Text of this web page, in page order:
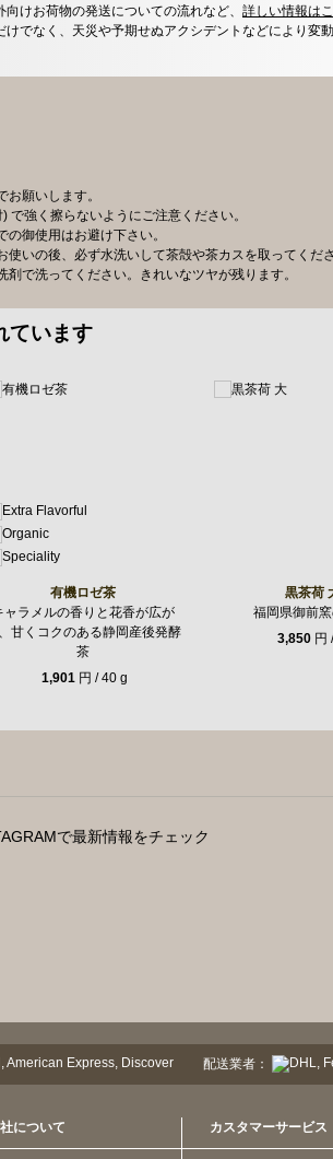
けお荷物の発送についての流れなど、 詳しい情報は
でなく、天災や予期せぬアクシデントなどにより変
願いします。
強く擦らないようにご注意ください。
御使用はお避け下さい。
いの後、必ず水洗いして茶殻や茶カスを取ってくださ
で洗ってください。きれいなツヤが残ります。
ています
有機ロゼ茶
ャラメルの香りと花香が広が
甘くコクのある静岡産後発酵
茶
1,901円 / 40 g
黒茶荷
福岡県御前
3,850円
で最新情報をチェック
配送業者：
について カスタマーサービス